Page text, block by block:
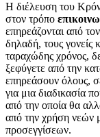
Η διέλευση του
στον τρόπο
επηρεάζονται από
δηλαδή, τους γονείς
ταραχώδης χρόνος,
ξεφύγετε από την
επηρεάσουν όλους,
για μια διαδικασία
από την οποία θα
από την χρήση νεών
προσεγγίσεων.